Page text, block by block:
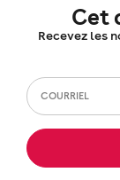
Cet
Recevez les